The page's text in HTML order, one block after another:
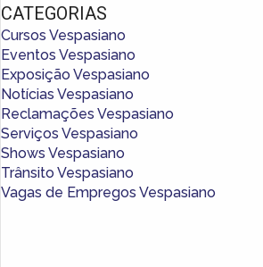
CATEGORIAS
Cursos Vespasiano
Eventos Vespasiano
Exposição Vespasiano
Notícias Vespasiano
Reclamações Vespasiano
Serviços Vespasiano
Shows Vespasiano
Trânsito Vespasiano
Vagas de Empregos Vespasiano